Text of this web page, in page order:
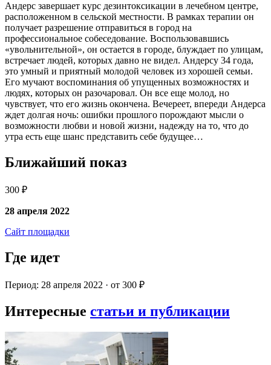
Андерс завершает курс дезинтоксикации в лечебном центре,
расположенном в сельской местности. В рамках терапии он
получает разрешение отправиться в город на
профессиональное собеседование. Воспользовавшись
«увольнительной», он остается в городе, блуждает по улицам,
встречает людей, которых давно не видел. Андерсу 34 года,
это умный и приятный молодой человек из хорошей семьи.
Его мучают воспоминания об упущенных возможностях и
людях, которых он разочаровал. Он все еще молод, но
чувствует, что его жизнь окончена. Вечереет, впереди Андерса
ждет долгая ночь: ошибки прошлого порождают мысли о
возможности любви и новой жизни, надежду на то, что до
утра есть еще шанс представить себе будущее…
Ближайший показ
300 ₽
28 апреля 2022
Сайт площадки
Где идет
Период: 28 апреля 2022 · от 300 ₽
Интересные статьи и публикации